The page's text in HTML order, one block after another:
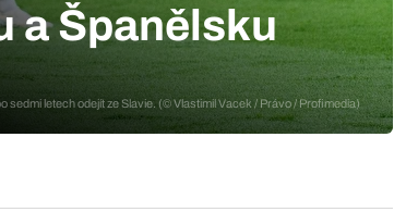
sedmi letech odejít ze Slavie. (© Vlastimil Vacek / Právo / Profimedia)
a Španělsku